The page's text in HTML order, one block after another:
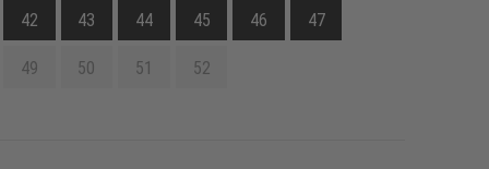
42 43 44 45 46 47
49 50 51 52